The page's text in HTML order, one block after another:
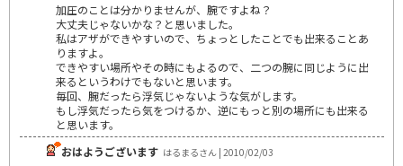
加圧のことは分かりませんが、腕ですよね？
大丈夫じゃないかな？と思いました。
私はアザができやすいので、ちょっとしたことでも出来ることあ
りますよ。
できやすい場所やその時にもよるので、二つの腕に同じように出
来るというわけでもないと思います。
毎回、腕だったら浮気じゃないような気がします。
もし浮気だったら気をつけるか、逆にもっと別の場所にも出来る
と思います。
おはようございます はるまるさん | 2010/02/03